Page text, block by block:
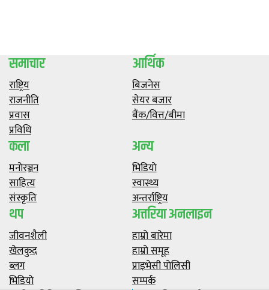
समाचार
राष्ट्रिय
राजनीति
प्रवास
प्रविधि
आर्थिक
बिजनेस
सेयर बजार
बैंक/वित्त/बीमा
कला
मनाेरञ्जन
साहित्य
संस्कृति
अन्य
भिडियाे
स्वास्थ्य
अन्तर्राष्ट्रिय
थप
जीवनशैली
खेलकुद
ब्लग
भिडियाे
अत्तरिया अनलाइन
हाम्राे बारेमा
हाम्राे समूह
प्राइभेसी पाेलिसी
सम्पर्क